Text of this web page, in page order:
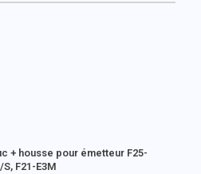
+ housse pour émetteur F25-
S, F21-E3M